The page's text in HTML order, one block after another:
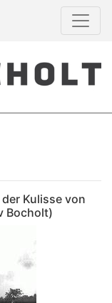
Kulisse von
Bocholt)